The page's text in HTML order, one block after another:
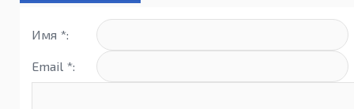
Имя *:
Email *: